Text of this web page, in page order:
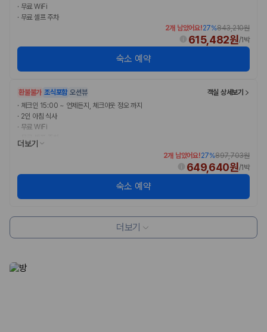
· 무료 WiFi
· 무료 셀프 주차
2개 남았어요!27%843,210원
615,482원/1박
숙소 예약
환불불가 조식포함 오션뷰
객실 상세보기
· 체크인 15:00 ~ 언제든지, 체크아웃 정오 까지
· 2인 아침 식사
· 무료 WiFi
더보기
2개 남았어요!27%897,703원
649,640원/1박
숙소 예약
더보기